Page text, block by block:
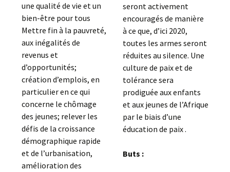
une qualité de vie et un
bien-être pour tous
Mettre fin à la pauvreté,
aux inégalités de
revenus et
d’opportunités;
création d’emplois, en
particulier en ce qui
concerne le chômage
des jeunes; relever les
défis de la croissance
démographique rapide
et de l’urbanisation,
amélioration des
seront activement
encouragés de manière
à ce que, d’ici 2020,
toutes les armes seront
réduites au silence. Une
culture de paix et de
tolérance sera
prodiguée aux enfants
et aux jeunes de l’Afrique
par le biais d’une
éducation de paix .
Buts :